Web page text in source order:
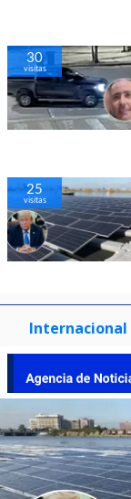
30
visitas
25
visitas
Internacional